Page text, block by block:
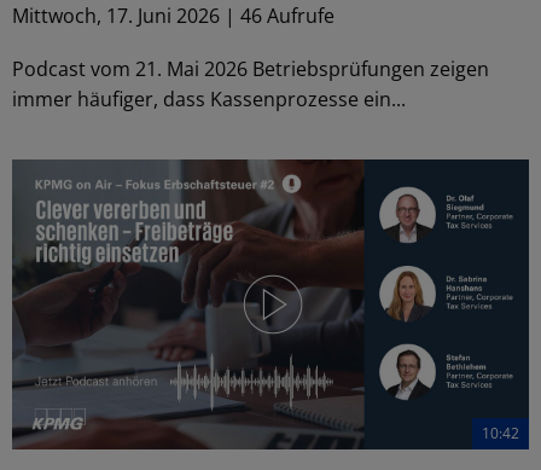
Mittwoch, 17. Juni 2026 | 46 Aufrufe
Podcast vom 21. Mai 2026 Betriebsprüfungen zeigen
immer häufiger, dass Kassenprozesse ein...
10:42